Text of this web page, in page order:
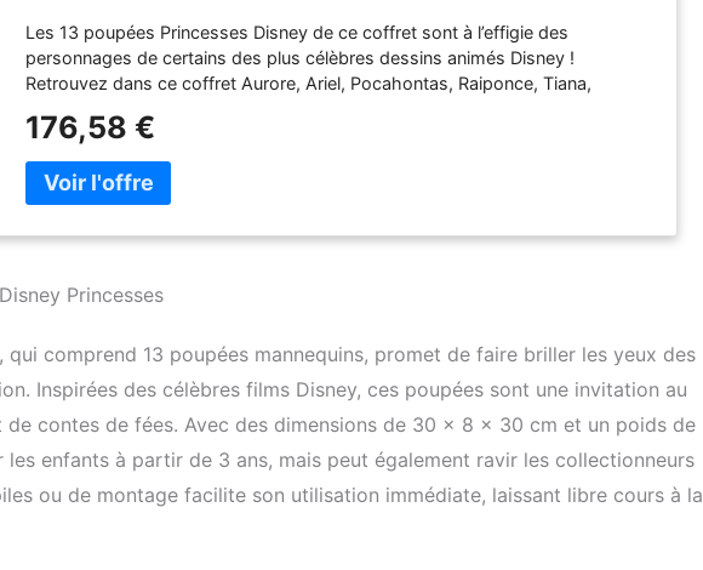
Les 13 poupées Princesses Disney de ce coffret sont à l’effigie des
personnages de certains des plus célèbres dessins animés Disney !
Retrouvez dans ce coffret Aurore, Ariel, Pocahontas, Raiponce, Tiana,
Chaque poupée articulée porte la tenue et les accessoires propres à son
personnage Les poupées ont des cheveux soyeux que les enfants pourront
s’amuser à coiffer à volonté ! Les 13 héroïnes de ce coffret ont chacune leur
style et leur histoire : les enfants peuvent donc recréer toutes leurs scènes
préférées ou imaginer toutes les histoires qu’ils veulent ! Les fans peuvent
aventures encore plus magiques ! Articles vendus séparément, Certains
produits peuvent ne pas être commercialisés
176,58 €
Princesses
comprend 13 poupées mannequins, promet de faire briller les yeux des
Inspirées des célèbres films Disney, ces poupées sont une invitation au
contes de fées. Avec des dimensions de 30 x 8 x 30 cm et un poids de
les enfants à partir de 3 ans, mais peut également ravir les collectionneurs
ou de montage facilite son utilisation immédiate, laissant libre cours à la